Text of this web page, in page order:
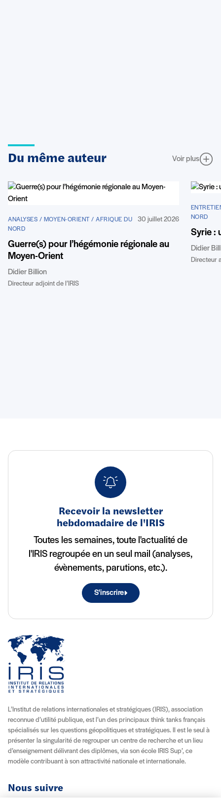
Du même auteur Voir plus
ANALYSES / MOYEN-ORIENT / AFRIQUE DU
NORD
30 juillet 2026
Guerre(s) pour l’hégémonie régionale au
Moyen-Orient
Didier Billion
Directeur adjoint de l’IRIS
NORD
Syrie :
Didier
Directeur
Recevoir la newsletter
hebdomadaire de l'IRIS
Toutes les semaines, toute l'actualité de
l'IRIS regroupée en un seul mail (analyses,
évènements, parutions, etc.).
S'inscrire
L’Institut de relations internationales et stratégiques (IRIS), association
reconnue d’utilité publique, est l’un des principaux think tanks français
spécialisés sur les questions géopolitiques et stratégiques. Il est le seul à
présenter la singularité de regrouper un centre de recherche et un lieu
d’enseignement délivrant des diplômes, via son école IRIS Sup’, ce
modèle contribuant à son attractivité nationale et internationale.
Nous suivre